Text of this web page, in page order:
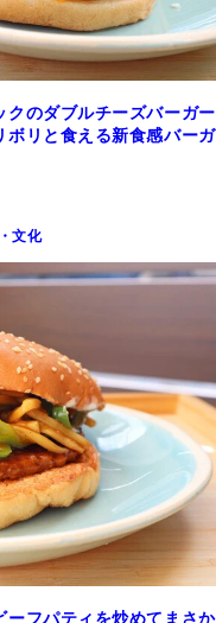
クのダブルチーズバーガー
ボリと食える新食感バーガ
文化
ーフパティを炒めてまさか